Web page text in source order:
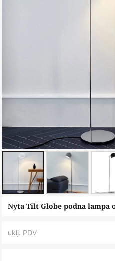
Skip
beginning
Nyta Tilt Globe podna lampa
uklj. PDV